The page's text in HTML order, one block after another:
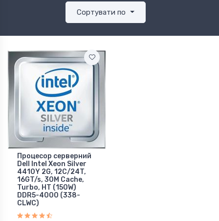
Сортувати по
Процесор серверний
Dell Intel Xeon Silver
4410Y 2G, 12C/24T,
16GT/s, 30M Cache,
Turbo, HT (150W)
DDR5-4000 (338-
CLWC)